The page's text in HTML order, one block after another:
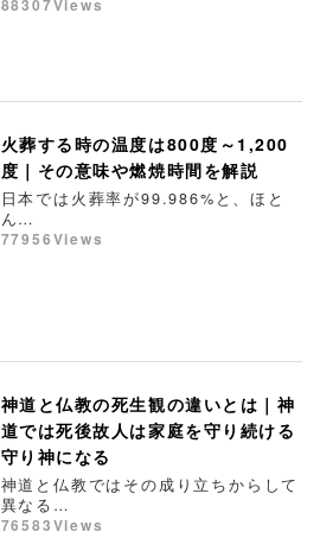
88307Views
火葬する時の温度は800度～1,200
度｜その意味や燃焼時間を解説
日本では火葬率が99.986%と、ほと
ん…
77956Views
神道と仏教の死生観の違いとは｜神
道では死後故人は家庭を守り続ける
守り神になる
神道と仏教ではその成り立ちからして
異なる…
76583Views